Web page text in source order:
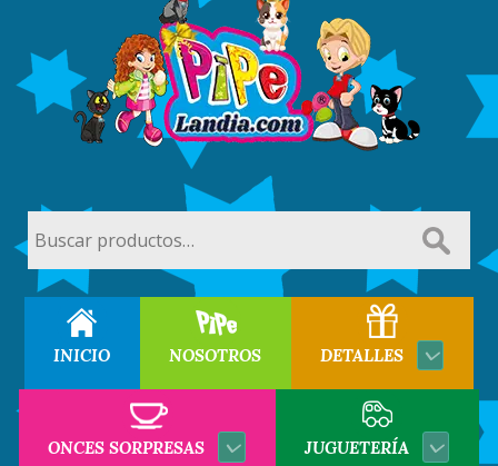
por:
INICIO NOSOTROS DETALLES
ONCES SORPRESAS JUGUETERÍA